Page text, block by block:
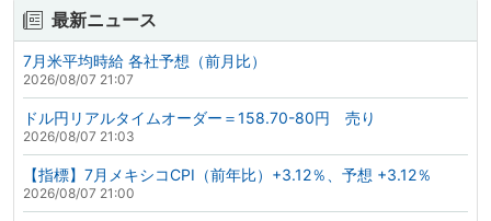
最新ニュース
7月米平均時給 各社予想（前月比）
2026/08/07 21:07
ドル円リアルタイムオーダー＝158.70-80円 売り
2026/08/07 21:03
【指標】7月メキシコCPI（前年比）+3.12％、予想 +3.12％
2026/08/07 21:00